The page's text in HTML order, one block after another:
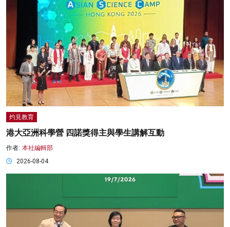
灼見教育
港大亞洲科學營 四諾獎得主與學生講解互動
作者: 本社編輯部
2026-08-04